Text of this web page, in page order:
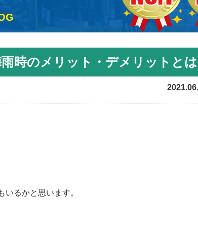
時のメリット・デメリットとは
いるかと思います。